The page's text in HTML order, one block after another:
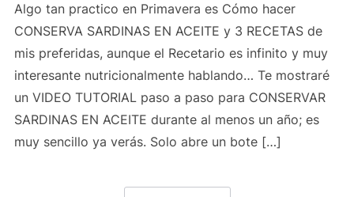
Algo tan practico en Primavera es Cómo hacer
CONSERVA SARDINAS EN ACEITE y 3 RECETAS de
mis preferidas, aunque el Recetario es infinito y muy
interesante nutricionalmente hablando… Te mostraré
un VIDEO TUTORIAL paso a paso para CONSERVAR
SARDINAS EN ACEITE durante al menos un año; es
muy sencillo ya verás. Solo abre un bote […]